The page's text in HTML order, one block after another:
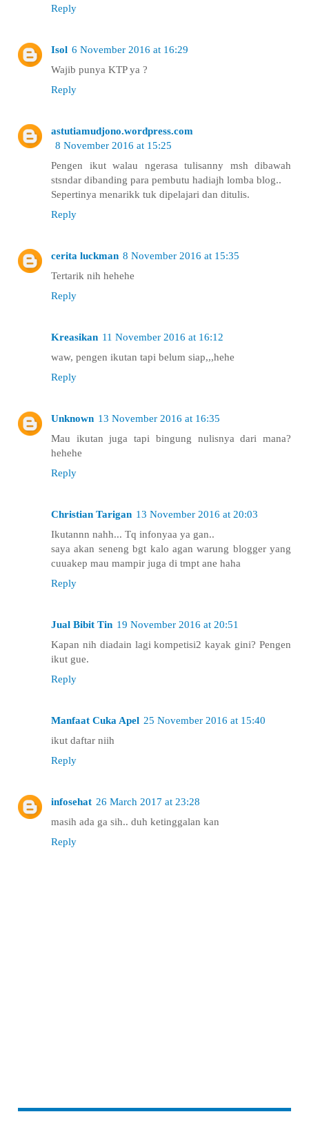
Reply
Isol 6 November 2016 at 16:29
Wajib punya KTP ya ?
Reply
astutiamudjono.wordpress.com
8 November 2016 at 15:25
Pengen ikut walau ngerasa tulisanny msh dibawah
stsndar dibanding para pembutu hadiajh lomba blog..
Sepertinya menarikk tuk dipelajari dan ditulis.
Reply
cerita luckman 8 November 2016 at 15:35
Tertarik nih hehehe
Reply
Kreasikan 11 November 2016 at 16:12
waw, pengen ikutan tapi belum siap,,,hehe
Reply
Unknown 13 November 2016 at 16:35
Mau ikutan juga tapi bingung nulisnya dari mana?
hehehe
Reply
Christian Tarigan 13 November 2016 at 20:03
Ikutannn nahh... Tq infonyaa ya gan..
saya akan seneng bgt kalo agan warung blogger yang
cuuakep mau mampir juga di tmpt ane haha
Reply
Jual Bibit Tin 19 November 2016 at 20:51
Kapan nih diadain lagi kompetisi2 kayak gini? Pengen
ikut gue.
Reply
Manfaat Cuka Apel 25 November 2016 at 15:40
ikut daftar niih
Reply
infosehat 26 March 2017 at 23:28
masih ada ga sih.. duh ketinggalan kan
Reply